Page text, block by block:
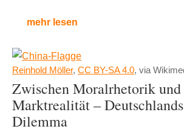
mehr lesen
Reinhold Möller, CC BY-SA 4.0, via
Zwischen Moralrhetorik und
Marktrealität –
Dilemma